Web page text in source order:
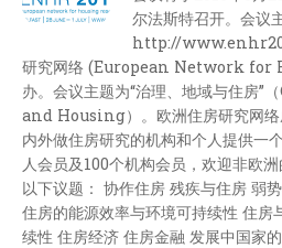
尔法斯特召开。会议
http://
研究网络 (European Network for
办。会议主题为“治理、地域与住房
and Housing）。欧洲住房研究网络
内外做住房研究的机构和个人提供一
人会员及100个机构会员，欢迎非欧
以下议题： 协作住房 残疾与住房 弱
住房的能源效率与环境可持续性 住房
续性 住房经济 住房金融 发展中国家